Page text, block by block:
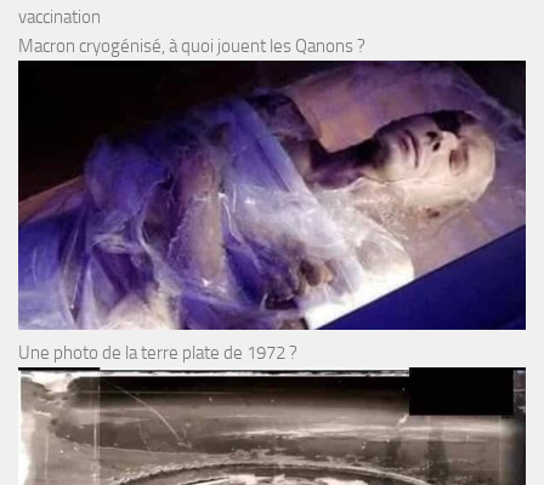
vaccination
Macron cryogénisé, à quoi jouent les Qanons ?
Une photo de la terre plate de 1972 ?